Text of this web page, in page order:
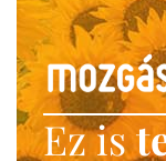
Ez is